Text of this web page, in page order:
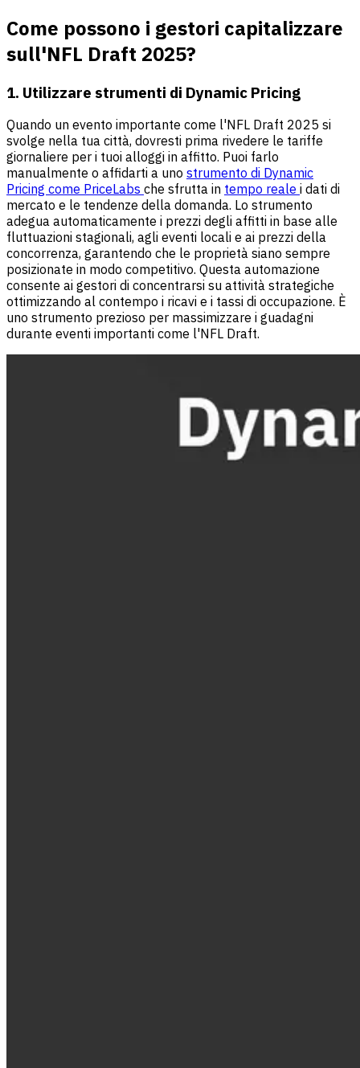
Come possono i gestori capitalizzare
sull'NFL Draft 2025?
1. Utilizzare strumenti di Dynamic Pricing
Quando un evento importante come l'NFL Draft 2025 si
svolge nella tua città, dovresti prima rivedere le tariffe
giornaliere per i tuoi alloggi in affitto. Puoi farlo
manualmente o affidarti a uno strumento di Dynamic
Pricing come PriceLabs che sfrutta in tempo reale i dati di
mercato e le tendenze della domanda. Lo strumento
adegua automaticamente i prezzi degli affitti in base alle
fluttuazioni stagionali, agli eventi locali e ai prezzi della
concorrenza, garantendo che le proprietà siano sempre
posizionate in modo competitivo. Questa automazione
consente ai gestori di concentrarsi su attività strategiche
ottimizzando al contempo i ricavi e i tassi di occupazione. È
uno strumento prezioso per massimizzare i guadagni
durante eventi importanti come l'NFL Draft.